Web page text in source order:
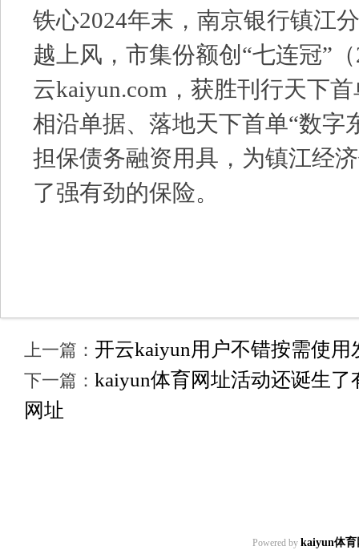
铁心2024年末，南京银行镇江
越上风，市集份额创“七连冠”
云kaiyun.com，获胜刊行天下
相沿单据、落地天下首单“数字
担保债务融资用具，为镇江经
了强有劲的保险。
上一篇： 开云kaiyun用户不错按需使
下一篇： kaiyun体育网址活动还诞生
网址
Powered by kaiyun体育